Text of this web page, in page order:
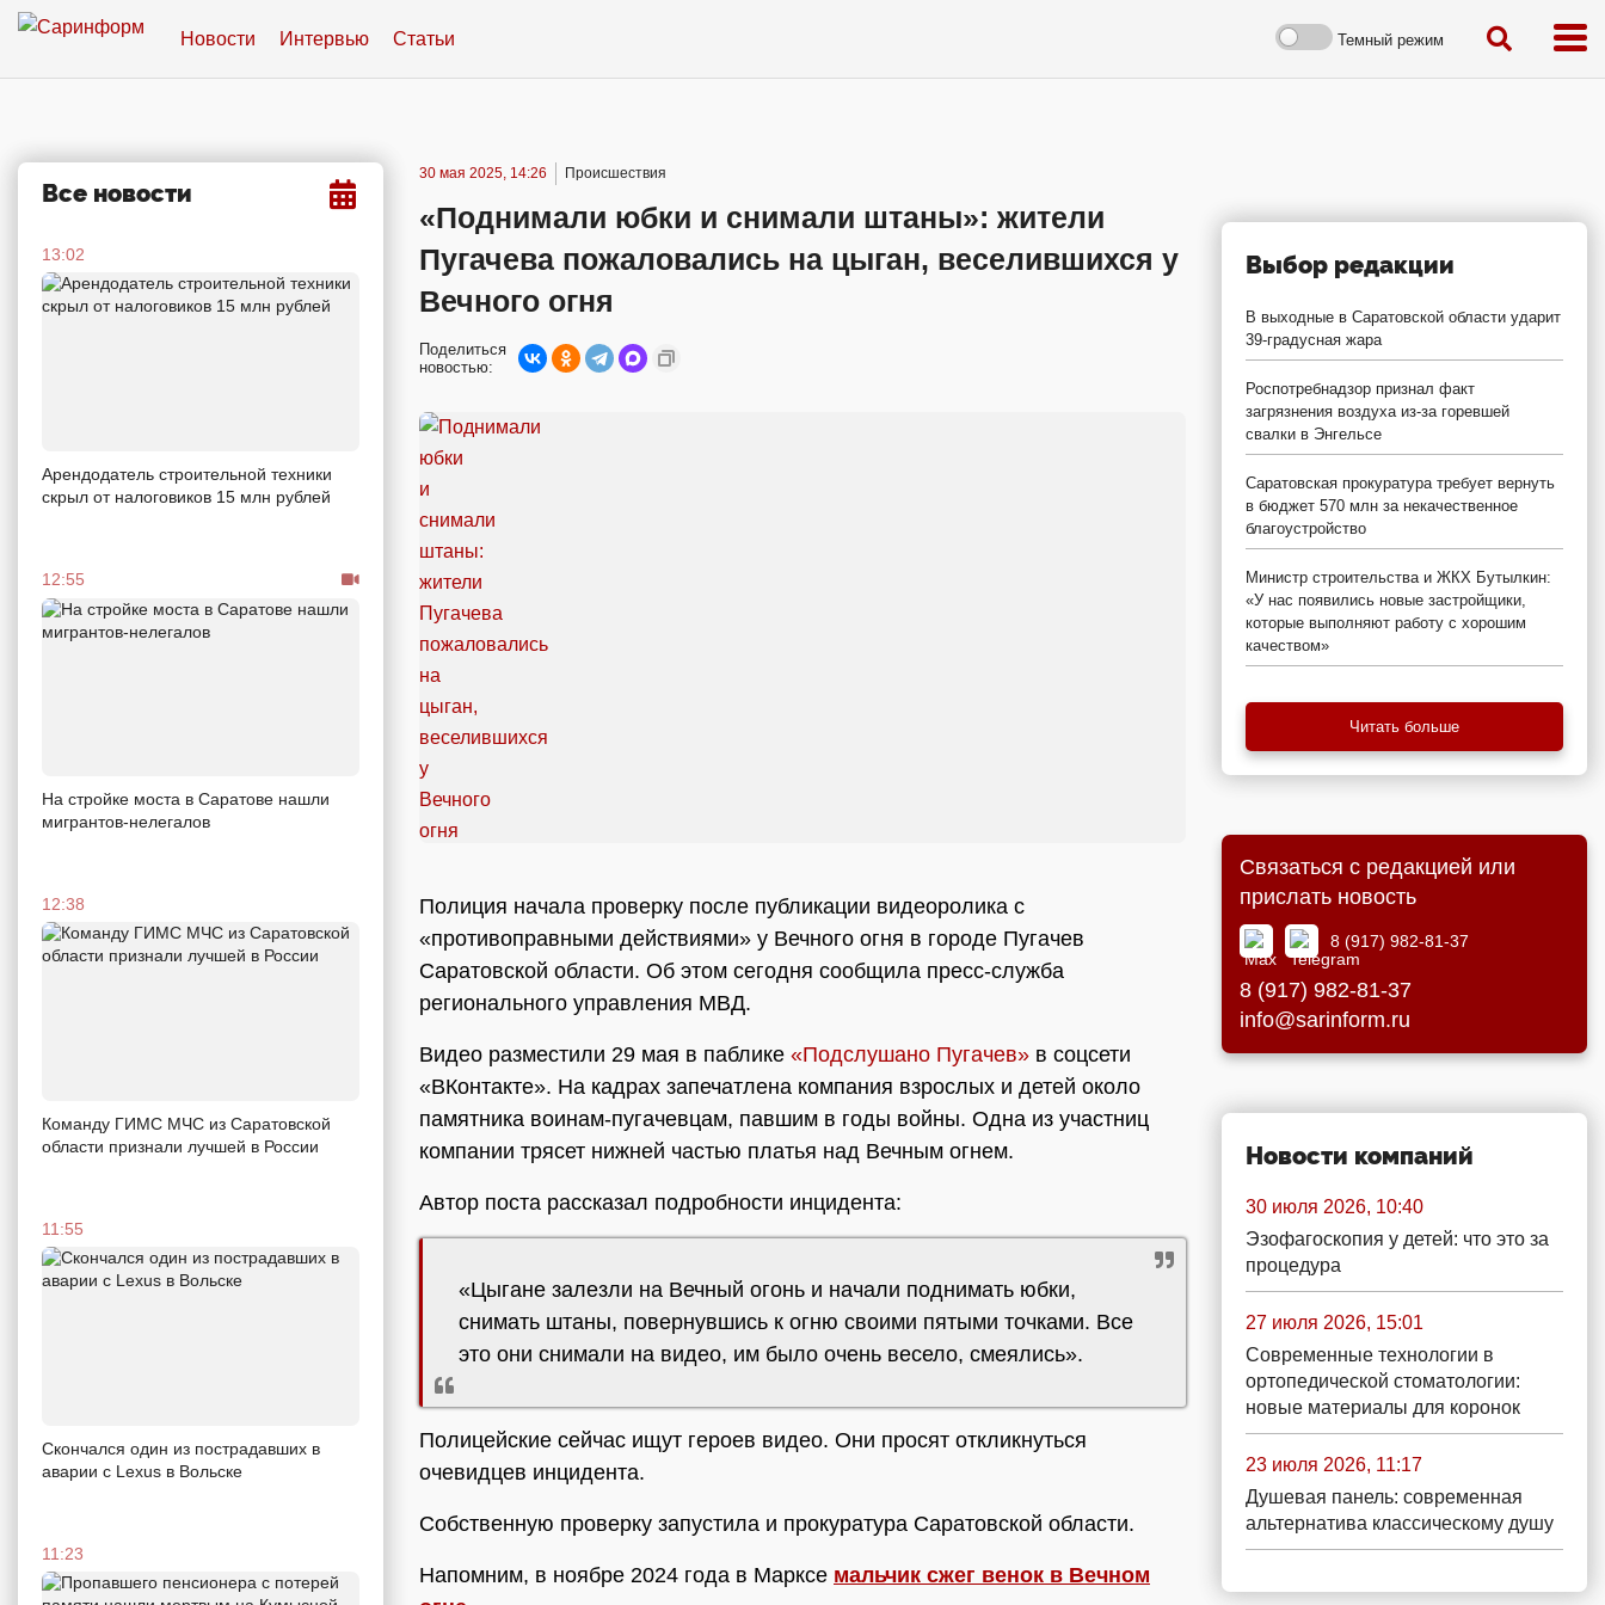
Новости Интервью Статьи Темный режим
Все новости
13:02
Арендодатель строительной техники
скрыл от налоговиков 15 млн рублей
12:55
На стройке моста в Саратове нашли
мигрантов-нелегалов
12:38
Команду ГИМС МЧС из Саратовской
области признали лучшей в России
11:55
Скончался один из пострадавших в
аварии c Lexus в Вольске
11:23
30 мая 2025, 14:26 Происшествия
«Поднимали юбки и снимали штаны»: жители
Пугачева пожаловались на цыган, веселившихся у
Вечного огня
Поделиться
новостью:
Полиция начала проверку после публикации видеоролика с
«противоправными действиями» у Вечного огня в городе Пугачев
Саратовской области. Об этом сегодня сообщила пресс-служба
регионального управления МВД.
Видео разместили 29 мая в паблике «Подслушано Пугачев» в соцсети
«ВКонтакте». На кадрах запечатлена компания взрослых и детей около
памятника воинам-пугачевцам, павшим в годы войны. Одна из участниц
компании трясет нижней частью платья над Вечным огнем.
Автор поста рассказал подробности инцидента:
«Цыгане залезли на Вечный огонь и начали поднимать юбки,
снимать штаны, повернувшись к огню своими пятыми точками. Все
это они снимали на видео, им было очень весело, смеялись».
Полицейские сейчас ищут героев видео. Они просят откликнуться
очевидцев инцидента.
Собственную проверку запустила и прокуратура Саратовской области.
Напомним, в ноябре 2024 года в Марксе мальчик сжег венок в Вечном
Выбор редакции
В выходные в Саратовской области ударит
39-градусная жара
Роспотребнадзор признал факт
загрязнения воздуха из-за горевшей
свалки в Энгельсе
Саратовская прокуратура требует вернуть
в бюджет 570 млн за некачественное
благоустройство
Министр строительства и ЖКХ Бутылкин:
«У нас появились новые застройщики,
которые выполняют работу с хорошим
качеством»
Читать больше
Связаться с редакцией или
прислать новость
8 (917) 982-81-37
8 (917) 982-81-37
info@sarinform.ru
Новости компаний
30 июля 2026, 10:40
Эзофагоскопия у детей: что это за
процедура
27 июля 2026, 15:01
Современные технологии в
ортопедической стоматологии:
новые материалы для коронок
23 июля 2026, 11:17
Душевая панель: современная
альтернатива классическому душу